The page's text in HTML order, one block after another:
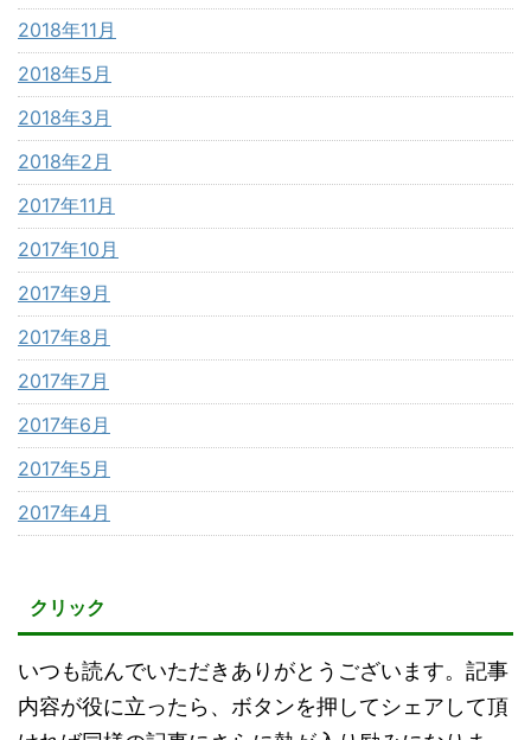
2018年11月
2018年5月
2018年3月
2018年2月
2017年11月
2017年10月
2017年9月
2017年8月
2017年7月
2017年6月
2017年5月
2017年4月
クリック
いつも読んでいただきありがとうございます。記事
内容が役に立ったら、ボタンを押してシェアして頂